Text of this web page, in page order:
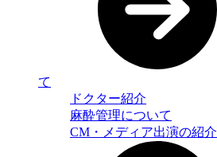
て
ドクター紹介
麻酔管理について
CM・メディア出演の紹介